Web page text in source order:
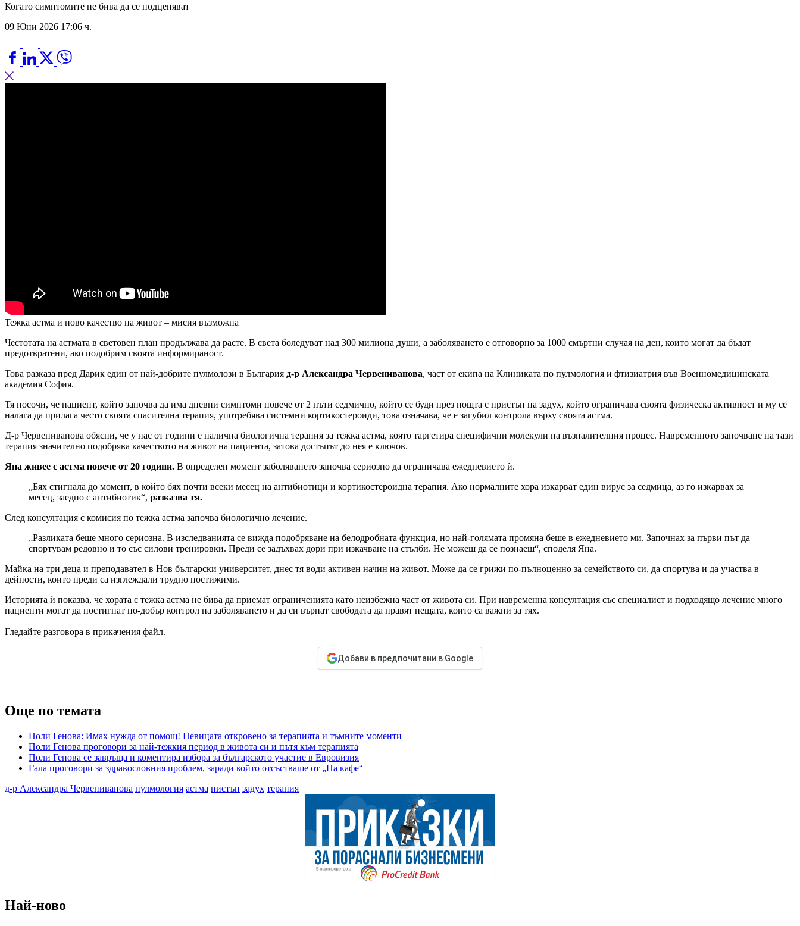
Когато симптомите не бива да се подценяват
09 Юни 2026 17:06 ч.
Тежка астма и ново качество на живот – мисия възможна
Честотата на астмата в световен план продължава да расте. В света боледуват над 300 милиона души, а заболяването е отговорно за 1000 смъртни случая на ден, които могат да бъдат
предотвратени, ако подобрим своята информираност.
Това разказа пред Дарик един от най-добрите пулмолози в България д-р Александра Червениванова, част от екипа на Клиниката по пулмология и фтизиатрия във Военномедицинската
академия София.
Тя посочи, че пациент, който започва да има дневни симптоми повече от 2 пъти седмично, който се буди през нощта с пристъп на задух, който ограничава своята физическа активност и му се
налага да прилага често своята спасителна терапия, употребява системни кортикостероиди, това означава, че е загубил контрола върху своята астма.
Д-р Червениванова обясни, че у нас от години е налична биологична терапия за тежка астма, която таргетира специфични молекули на възпалителния процес. Навременното започване на тази
терапия значително подобрява качеството на живот на пациента, затова достъпът до нея е ключов.
Яна живее с астма повече от 20 години. В определен момент заболяването започва сериозно да ограничава ежедневието ѝ.
„Бях стигнала до момент, в който бях почти всеки месец на антибиотици и кортикостероидна терапия. Ако нормалните хора изкарват един вирус за седмица, аз го изкарвах за
месец, заедно с антибиотик“, разказва тя.
След консултация с комисия по тежка астма започва биологично лечение.
„Разликата беше много сериозна. В изследванията се вижда подобряване на белодробната функция, но най-голямата промяна беше в ежедневието ми. Започнах за първи път да
спортувам редовно и то със силови тренировки. Преди се задъхвах дори при изкачване на стълби. Не можеш да се познаеш“, споделя Яна.
Майка на три деца и преподавател в Нов български университет, днес тя води активен начин на живот. Може да се грижи по-пълноценно за семейството си, да спортува и да участва в
дейности, които преди са изглеждали трудно постижими.
Историята ѝ показва, че хората с тежка астма не бива да приемат ограниченията като неизбежна част от живота си. При навременна консултация със специалист и подходящо лечение много
пациенти могат да постигнат по-добър контрол на заболяването и да си върнат свободата да правят нещата, които са важни за тях.
Гледайте разговора в прикачения файл.
Добави в предпочитани в Google
Още по темата
Поли Генова: Имах нужда от помощ! Певицата откровено за терапията и тъмните моменти
Поли Генова проговори за най-тежкия период в живота си и пътя към терапията
Поли Генова се завръща и коментира избора за българското участие в Евровизия
Гала проговори за здравословния проблем, заради който отсъстваше от „На кафе“
д-р Александра Червениванова пулмология астма пистъп задух терапия
Най-ново